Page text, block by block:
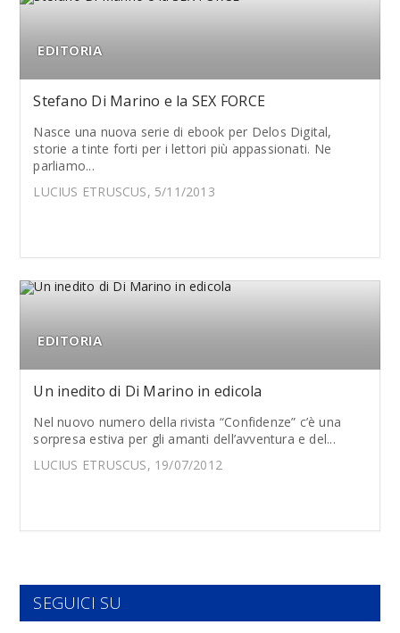
EDITORIA
Stefano Di Marino e la SEX FORCE
Nasce una nuova serie di ebook per Delos Digital,
storie a tinte forti per i lettori più appassionati. Ne
parliamo...
LUCIUS ETRUSCUS, 5/11/2013
EDITORIA
Un inedito di Di Marino in edicola
Nel nuovo numero della rivista “Confidenze” c’è una
sorpresa estiva per gli amanti dell’avventura e del...
LUCIUS ETRUSCUS, 19/07/2012
SEGUICI SU